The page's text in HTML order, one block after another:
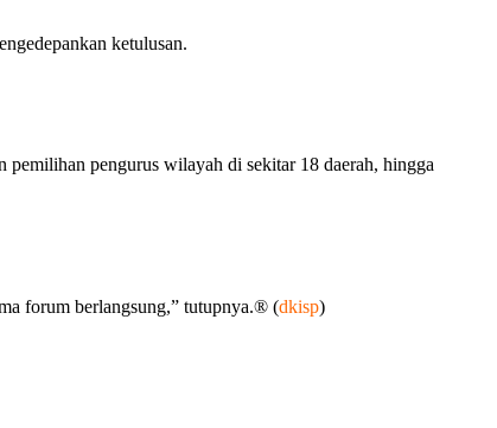
ketulusan.
pengurus wilayah di sekitar 18 daerah, hingga
forum berlangsung,” tutupnya.® (dkisp)